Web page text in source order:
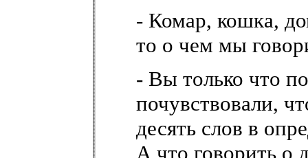
- Комар, кошка,
то о чем мы
- Вы только что
почувствовали,
десять слов в
А что говорить о